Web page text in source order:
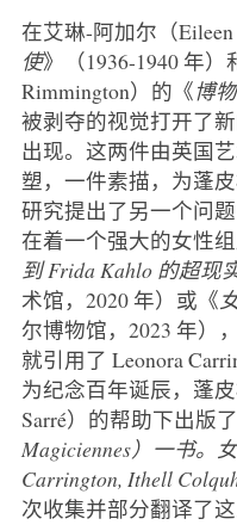
在艾琳-阿加尔（
使》（1936-1940 年
Rimmington）的《博
被剥夺的视觉打开了
出现。这两件由英国
塑，一件素描，为蓬
研究提出了另一个问
在着一个强大的女性
到 Frida Kahlo 的超现
术馆，2020 年）或《
尔博物馆，2023 年）
就引用了 Leonora
为纪念百年诞辰，蓬
Sarré）的帮助下出版
Magiciennes）一书。
Carrington, Ithell
次收集并部分翻译了